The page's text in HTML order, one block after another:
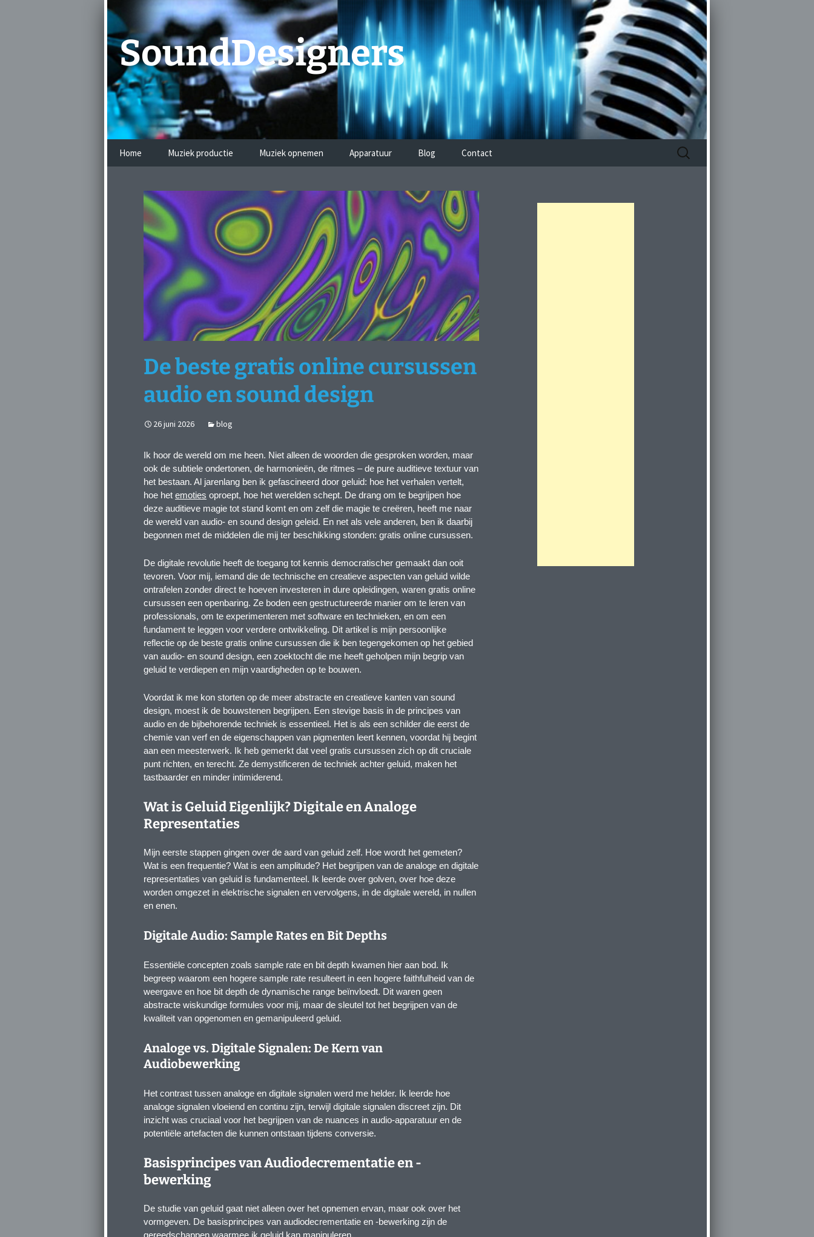
Ga
naar
de
inhoud
SoundDesigners
Home Muziek productie Muziek opnemen Apparatuur Blog Contact
Zoeken
naar:
De beste gratis online cursussen
audio en sound design
26 juni 2026 blog
Ik hoor de wereld om me heen. Niet alleen de woorden die gesproken worden, maar
ook de subtiele ondertonen, de harmonieën, de ritmes – de pure auditieve textuur van
het bestaan. Al jarenlang ben ik gefascineerd door geluid: hoe het verhalen vertelt,
hoe het emoties oproept, hoe het werelden schept. De drang om te begrijpen hoe
deze auditieve magie tot stand komt en om zelf die magie te creëren, heeft me naar
de wereld van audio- en sound design geleid. En net als vele anderen, ben ik daarbij
begonnen met de middelen die mij ter beschikking stonden: gratis online cursussen.
De digitale revolutie heeft de toegang tot kennis democratischer gemaakt dan ooit
tevoren. Voor mij, iemand die de technische en creatieve aspecten van geluid wilde
ontrafelen zonder direct te hoeven investeren in dure opleidingen, waren gratis online
cursussen een openbaring. Ze boden een gestructureerde manier om te leren van
professionals, om te experimenteren met software en technieken, en om een
fundament te leggen voor verdere ontwikkeling. Dit artikel is mijn persoonlijke
reflectie op de beste gratis online cursussen die ik ben tegengekomen op het gebied
van audio- en sound design, een zoektocht die me heeft geholpen mijn begrip van
geluid te verdiepen en mijn vaardigheden op te bouwen.
Voordat ik me kon storten op de meer abstracte en creatieve kanten van sound
design, moest ik de bouwstenen begrijpen. Een stevige basis in de principes van
audio en de bijbehorende techniek is essentieel. Het is als een schilder die eerst de
chemie van verf en de eigenschappen van pigmenten leert kennen, voordat hij begint
aan een meesterwerk. Ik heb gemerkt dat veel gratis cursussen zich op dit cruciale
punt richten, en terecht. Ze demystificeren de techniek achter geluid, maken het
tastbaarder en minder intimiderend.
Wat is Geluid Eigenlijk? Digitale en Analoge
Representaties
Mijn eerste stappen gingen over de aard van geluid zelf. Hoe wordt het gemeten?
Wat is een frequentie? Wat is een amplitude? Het begrijpen van de analoge en digitale
representaties van geluid is fundamenteel. Ik leerde over golven, over hoe deze
worden omgezet in elektrische signalen en vervolgens, in de digitale wereld, in nullen
en enen.
Digitale Audio: Sample Rates en Bit Depths
Essentiële concepten zoals sample rate en bit depth kwamen hier aan bod. Ik
begreep waarom een hogere sample rate resulteert in een hogere faithfulheid van de
weergave en hoe bit depth de dynamische range beïnvloedt. Dit waren geen
abstracte wiskundige formules voor mij, maar de sleutel tot het begrijpen van de
kwaliteit van opgenomen en gemanipuleerd geluid.
Analoge vs. Digitale Signalen: De Kern van
Audiobewerking
Het contrast tussen analoge en digitale signalen werd me helder. Ik leerde hoe
analoge signalen vloeiend en continu zijn, terwijl digitale signalen discreet zijn. Dit
inzicht was cruciaal voor het begrijpen van de nuances in audio-apparatuur en de
potentiële artefacten die kunnen ontstaan tijdens conversie.
Basisprincipes van Audiodecrementatie en -
bewerking
De studie van geluid gaat niet alleen over het opnemen ervan, maar ook over het
vormgeven. De basisprincipes van audiodecrementatie en -bewerking zijn de
gereedschappen waarmee ik geluid kan manipuleren.